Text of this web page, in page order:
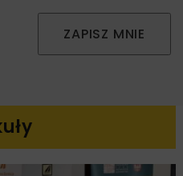
ZAPISZ MNIE